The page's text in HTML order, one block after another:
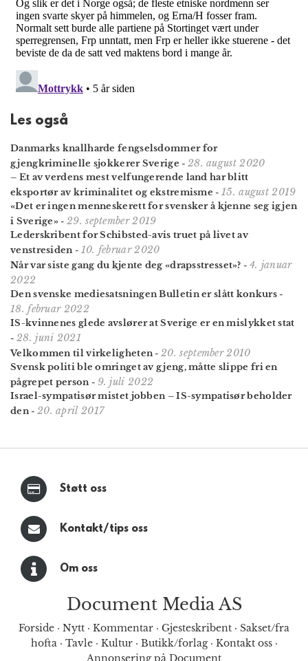
Les også
Danmarks knallharde fengselsdommer for
gjengkriminelle sjokkerer Sverige - 28. august 2020
– Et av verdens mest velfungerende land har blitt
eksportør av kriminalitet og ekstremisme -15. august 2019
«Det er ingen menneskerett for svensker å kjenne seg igjen
i Sverige» - 29. september 2019
Lederskribent for Schibsted-avis truet på livet av
venstresiden- 10. februar 2020
Når var siste gang du kjente deg «drapsstresset»? - 4. januar
2022
Den svenske mediesatsningen Bulletin er slått konkurs-
18. februar 2022
IS-kvinnenes glede avslører at Sverige er en mislykket stat
- 28. juni 2021
Velkommen til virkeligheten-20. september 2010
Svensk politi ble omringet av gjeng, måtte slippe fri en
pågrepet person- 9. juli 2022
Israel-sympatisør mistet jobben – IS-sympatisør beholder
den- 20. april 2017
Støtt oss
Kontakt/tips oss
Om oss
Document Media AS
Forside · Nytt · Kommentar · Gjesteskribent · Sakset/fra
hofta· Tavle· Kultur· Butikk/forlag· Kontakt oss·
Annonsering på Document